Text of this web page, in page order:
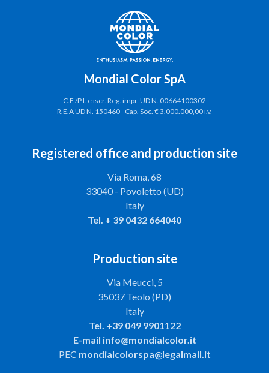
Mondial Color SpA
C.F./P.I. e iscr. Reg. impr. UD N. 00664100302
R.E.A UD N. 150460 - Cap. Soc. € 3.000.000,00 i.v.
Registered office and production site
Via Roma, 68
33040 - Povoletto (UD)
Italy
Tel. + 39 0432 664040
Production site
Via Meucci, 5
35037 Teolo (PD)
Italy
Tel. +39 049 9901122
E-mail info@mondialcolor.it
PEC mondialcolorspa@legalmail.it